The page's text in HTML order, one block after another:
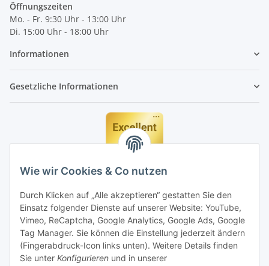
Wie wir Cookies & Co nutzen
Durch Klicken auf „Alle akzeptieren“ gestatten Sie den
Einsatz folgender Dienste auf unserer Website: YouTube,
Vimeo, ReCaptcha, Google Analytics, Google Ads, Google
Tag Manager. Sie können die Einstellung jederzeit ändern
(Fingerabdruck-Icon links unten). Weitere Details finden
Sie unter Konfigurieren und in unserer
Öffnungszeiten
Mo. - Fr. 9:30 Uhr - 13:00 Uhr
Di. 15:00 Uhr - 18:00 Uhr
Informationen
Gesetzliche Informationen